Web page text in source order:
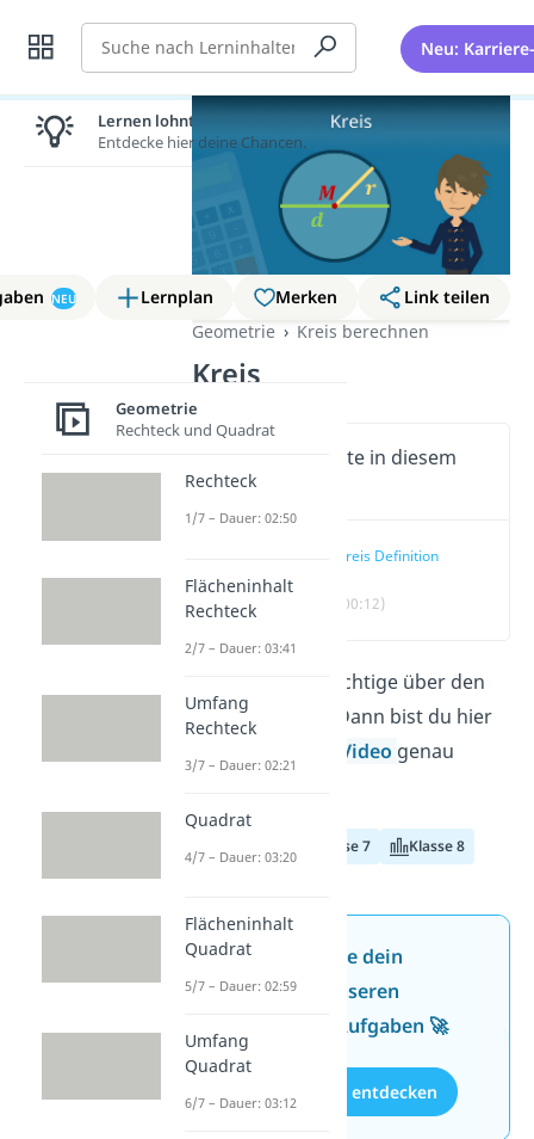
Suche Neu:
NEU Lernplan Merken
Link teilen
Geometrie
Kreis berechnen
Kreis
Wichtige Inhalte in diesem
Video
Kreis Definition
(00:12)
Du willst alles Wichtige über den
Kreis erfahren? Dann bist du hier
Video genau
Klasse 7 Klasse 8
Jetzt neu: Teste dein
Wissen mit unseren
kostenlosen Aufgaben 🚀
Aufgaben entdecken
Lernen lohnt sich!
Entdecke hier deine Chancen.
Geometrie
Rechteck und Quadrat
Rechteck
1/7 – Dauer: 02:50
Flächeninhalt
Rechteck
2/7 – Dauer: 03:41
Umfang
Rechteck
3/7 – Dauer: 02:21
Quadrat
4/7 – Dauer: 03:20
Flächeninhalt
Quadrat
5/7 – Dauer: 02:59
Umfang
Quadrat
6/7 – Dauer: 03:12